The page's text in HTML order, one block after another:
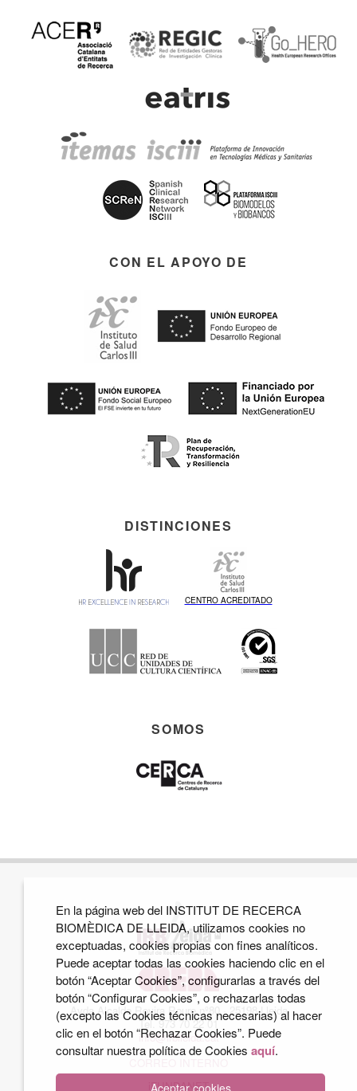
CON EL APOYO DE
DISTINCIONES
CENTRO ACREDITADO
SOMOS
Avda Alcalde Rovira Roure nº80 · 25198 Lleida
Tel. 973 70 22 01
info@irblleida.cat
iFUNDANET
En la página web del INSTITUT DE RECERCA
BIOMÈDICA DE LLEIDA, utilizamos cookies no
exceptuadas, cookies propias con fines analíticos.
Puede aceptar todas las cookies haciendo clic en el
botón “Aceptar Cookies”, configurarlas a través del
botón “Configurar Cookies”, o rechazarlas todas
(excepto las Cookies técnicas necesarias) al hacer
clic en el botón “Rechazar Cookies”. Puede
consultar nuestra política de Cookies aquí.
Aceptar cookies